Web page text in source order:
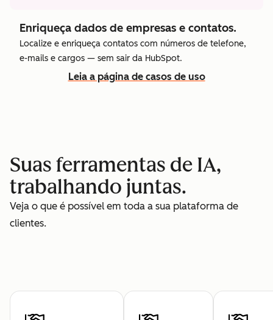
Enriqueça dados de empresas e contatos.
Localize e enriqueça contatos com números de telefone,
e-mails e cargos — sem sair da HubSpot.
Leia a página de casos de uso
Suas ferramentas de IA,
trabalhando juntas.
Veja o que é possível em toda a sua plataforma de
clientes.